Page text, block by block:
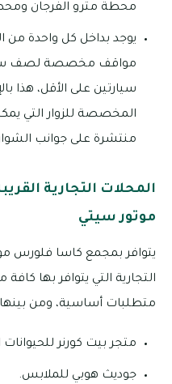
محطة مترو الفرجان
يوجد بداخل كل واحدة
مواقف مخصصة لصف
سيارتين على الأقل، هذا
المخصصة للزوار التي
منتشرة على جوانب
المحلات التجارية
موتور سيتي
يتوافر بمجمع كاسا فلورس
التجارية التي يتوافر بها
متطلبات أساسية، ومن بينها
متجر بيت كورنر للحيوانات
جوديث هوبي للملابس.